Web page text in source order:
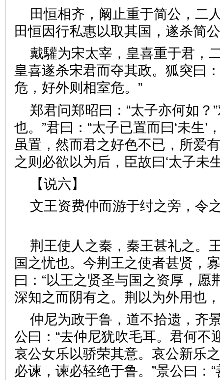
田恒相齐，阚止重于简公，二
田恒因行私惠以取其国，遂杀
戴驩为宋太宰，皇喜重于君，
皇喜遂杀宋君而夺其政。狐突曰
危，好外则相室危。”
郑君问郑昭曰：“太子亦何如？
也。”君曰：“太子已置而曰‘未生’
虽置，然而君之好色不已，所爱
之则必欲以为后，臣故曰‘太子
【说六】
文王资费仲而游于纣之旁，
荆王使人之秦，秦王甚礼之。
国之忧也。今荆王之使者甚贤，
曰：“以王之贤圣与国之资厚，愿
深知之而阴有之。荆以为外用
仲尼为政于鲁，道不拾遗，齐
公曰：“去仲尼犹吹毛耳。君何不
哀公女乐以骄荣其意。哀公新乐
必谏，谏必轻绝于鲁。”景公曰：